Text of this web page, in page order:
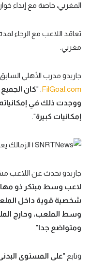
المغربي، خاصة مع إبداء
مغربي.
جاريدو مدرب الأهلي
FilGoal.com
: "كان
ووجدت ذلك في
إمكانيات كبيرة".
جاريدو تحدث عن اللاعب
لاعب وسط مبتكر ذو
شخصية قوية داخل
وسط الملعب، وحارج
ومتواضع جدا".
وتابع "على المستوى